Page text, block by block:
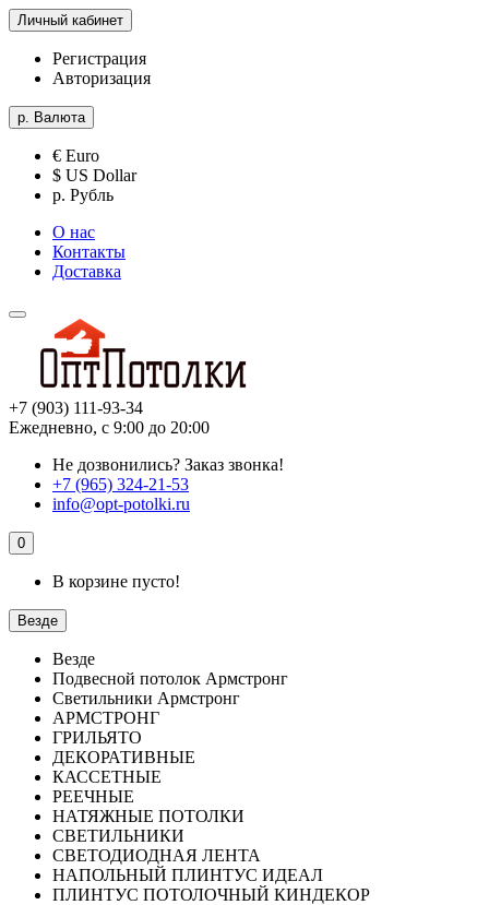
Личный кабинет
Регистрация
Авторизация
р. Валюта
€ Euro
$ US Dollar
р. Рубль
О нас
Контакты
Доставка
+7 (903) 111-93-34
Ежедневно, с 9:00 до 20:00
Не дозвонились? Заказ звонка!
+7 (965) 324-21-53
info@opt-potolki.ru
0
В корзине пусто!
Везде
Везде
Подвесной потолок Армстронг
Светильники Армстронг
АРМСТРОНГ
ГРИЛЬЯТО
ДЕКОРАТИВНЫЕ
КАССЕТНЫЕ
РЕЕЧНЫЕ
НАТЯЖНЫЕ ПОТОЛКИ
СВЕТИЛЬНИКИ
СВЕТОДИОДНАЯ ЛЕНТА
НАПОЛЬНЫЙ ПЛИНТУС ИДЕАЛ
ПЛИНТУС ПОТОЛОЧНЫЙ КИНДЕКОР